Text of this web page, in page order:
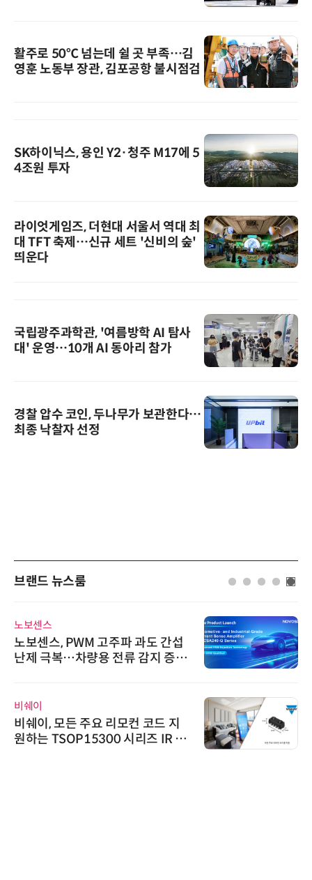
활주로 50℃ 넘는데 쉴 곳 부족…김
영훈 노동부 장관, 김포공항 불시점검
SK하이닉스, 용인 Y2·청주 M17에 5
4조원 투자
라이엇게임즈, 더현대 서울서 역대 최
대 TFT 축제…신규 세트 '신비의 숲'
띄운다
국립광주과학관, '여름방학 AI 탐사
대' 운영…10개 AI 동아리 참가
경찰 압수 코인, 두나무가 보관한다…
최종 낙찰자 선정
브랜드 뉴스룸
노보센스
노보센스, PWM 고주파 과도 간섭
난제 극복…차량용 전류 감지 증폭
비쉐이
비쉐이, 모든 주요 리모컨 코드 지
원하는 TSOP15300 시리즈 IR 수